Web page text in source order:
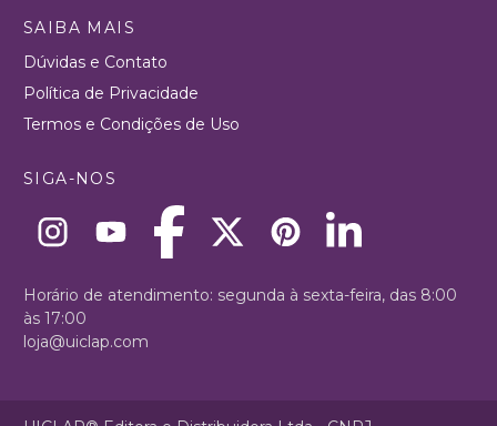
SAIBA MAIS
Dúvidas e Contato
Política de Privacidade
Termos e Condições de Uso
SIGA-NOS
Horário de atendimento: segunda à sexta-feira, das 8:00
às 17:00
loja@uiclap.com